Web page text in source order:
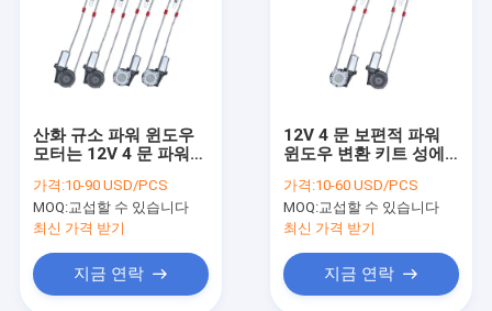
산화 규소 파워 윈도우
모터는 12V 4 문 파워
스를 장비를 답니다
가격:10-90 USD/PCS
MOQ:교섭할 수 있습니다
최신 가격 받기
지금 연락
12V 4 문 보편적 파워
윈도우 변환 키트 성에
가격:10-60 USD/PCS
MOQ:교섭할 수 있습니다
최신 가격 받기
지금 연락